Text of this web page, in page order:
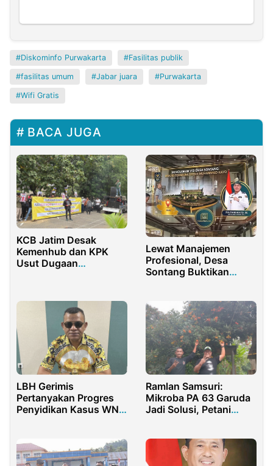
Diskominfo Purwakarta Fasilitas publik
fasilitas umum Jabar juara Purwakarta
Wifi Gratis
BACA JUGA
KCB Jatim Desak
Kemenhub dan KPK
Usut Dugaan
Lewat Manajemen
Profesional, Desa
Sontang Buktikan
LBH Gerimis
Pertanyakan Progres
Penyidikan Kasus WNA
Ramlan Samsuri:
Mikroba PA 63 Garuda
Jadi Solusi, Petani
Dalam Setahun